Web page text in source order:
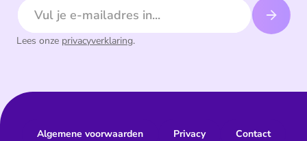
E-mailadres
Lees onze privacyverklaring.
Algemene voorwaarden Privacy Contact